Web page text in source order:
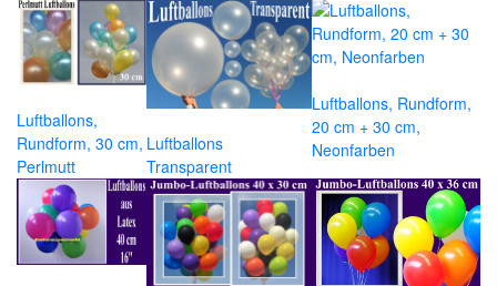
Luftballons,
Rundform, 30 cm,
Perlmutt
Luftballons
Transparent
Luftballons, Rundform,
20 cm + 30 cm,
Neonfarben